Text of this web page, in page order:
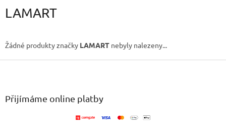
LAMART
Žádné produkty značky LAMART nebyly nalezeny...
Z
Přijímáme online platby